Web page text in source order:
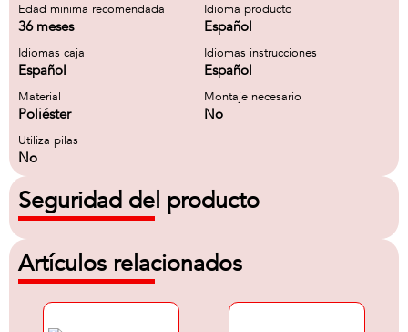
Edad minima recomendada
36 meses
Idioma producto
Español
Idiomas caja
Español
Idiomas instrucciones
Español
Material
Poliéster
Montaje necesario
No
Utiliza pilas
No
Seguridad del producto
Artículos relacionados